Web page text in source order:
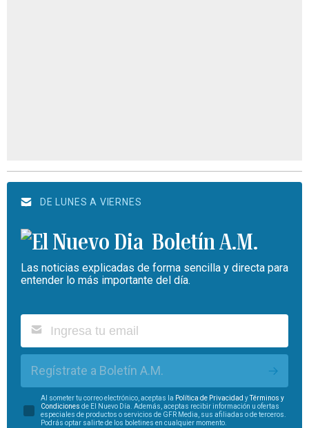
DE LUNES A VIERNES
Boletín A.M.
Las noticias explicadas de forma sencilla y directa para
entender lo más importante del día.
Regístrate a Boletín A.M.
Al someter tu correo electrónico, aceptas la Política de Privacidad yTérminos y
Condiciones de El Nuevo Día. Además, aceptas recibir información u ofertas
especiales de productos o servicios de GFR Media, sus afiliadas o de terceros.
Podrás optar salirte de los boletines en cualquier momento.